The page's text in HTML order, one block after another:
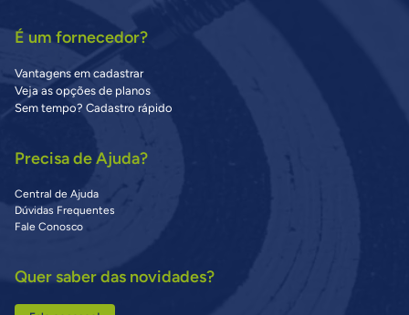
É um fornecedor?
Vantagens em cadastrar
Veja as opções de planos
Sem tempo? Cadastro rápido
Precisa de Ajuda?
Central de Ajuda
Dúvidas Frequentes
Fale Conosco
Quer saber das novidades?